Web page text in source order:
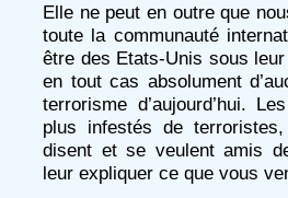
Elle ne peut en outre que
toute la communauté
être des Etats-Unis sous
en tout cas absolument
terrorisme d’aujourd’hui.
plus infestés de
disent et se veulent amis
leur expliquer ce que vous